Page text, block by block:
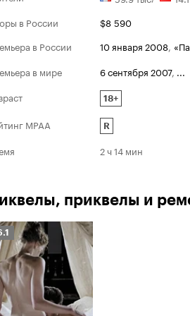
в России
$8 590
в России
10 января 2008
в мире
6 сентября 2007, ...
18+
MPAA R
2 ч 14 мин
приквелы и